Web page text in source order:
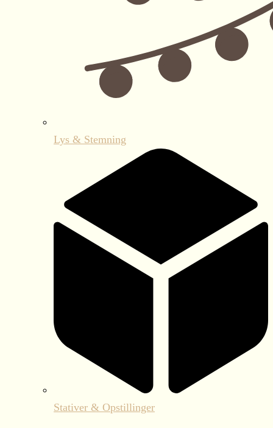
Lys & Stemning
Stativer & Opstillinger